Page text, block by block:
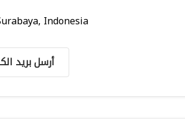
Indonesia
أرسل بريد